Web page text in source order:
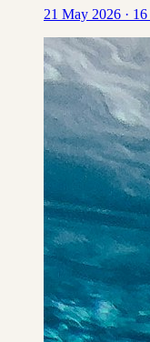
21 May 2026 · 16